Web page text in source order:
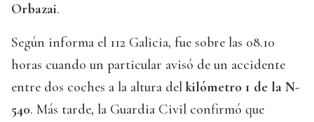
Orbazai.
Según informa el 112 Galicia, fue sobre las 08.10
horas cuando un particular avisó de un accidente
entre dos coches a la altura del kilómetro 1 de la N-
540. Más tarde, la Guardia Civil confirmó que